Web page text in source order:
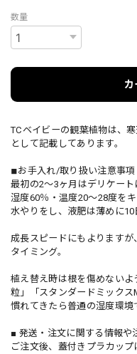
数量
カ
TCベイビーの観葉植物は、
として記載してあります。
◾︎お手入れ/取り扱い注意事項
最初の2～3ヶ月はデリケート
湿度60％・温度20～28度を
水やりをし、液肥は薄めに10
成長スピードにもよります
タイミング。
植え替え時は根を傷めないよ
粒」「スタンダードミック
慣れてきたら普通の湿度環境
■ 発送・注文に関する情報や
ご注文後、蓋付きプラカッ